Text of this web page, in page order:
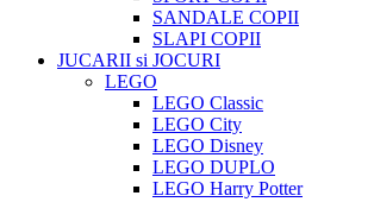
SANDALE COPII
SLAPI COPII
JUCARII si JOCURI
LEGO
LEGO Classic
LEGO City
LEGO Disney
LEGO DUPLO
LEGO Harry Potter